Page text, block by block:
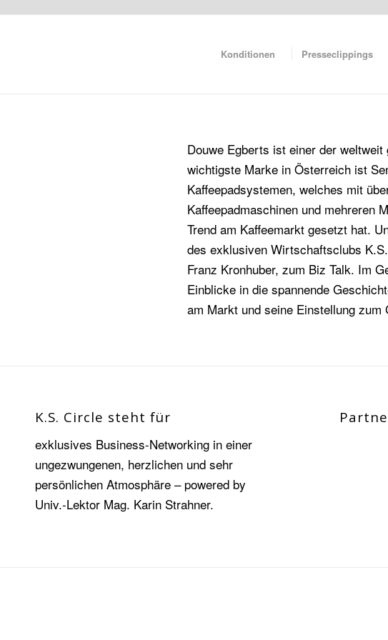
Konditionen Presseclippings
Douwe Egberts ist einer der
wichtigste Marke in Österreich ist
Kaffeepadsystemen, welches mit
Kaffeepadmaschinen und mehreren
Trend am Kaffeemarkt gesetzt hat.
des exklusiven Wirtschaftsclubs
Franz Kronhuber, zum Biz Talk. Im
Einblicke in die spannende
am Markt und seine Einstellung zum
K.S. Circle steht für
exklusives Business-Networking in einer
ungezwungenen, herzlichen und sehr
persönlichen Atmosphäre – powered by
Univ.-Lektor Mag. Karin Strahner.